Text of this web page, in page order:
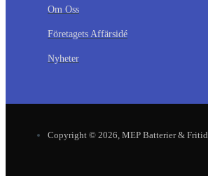
Om Oss
Företagets Affärsidé
Nyheter
Copyright © 2026, MEP Batterier & Fritid